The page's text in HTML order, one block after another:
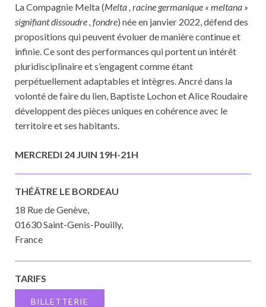
La Compagnie Melta (Melta , racine germanique « meltana »
signifiant dissoudre , fondre) née en janvier 2022, défend des
propositions qui peuvent évoluer de manière continue et
infinie. Ce sont des performances qui portent un intérêt
pluridisciplinaire et s’engagent comme étant
perpétuellement adaptables et intègres. Ancré dans la
volonté de faire du lien, Baptiste Lochon et Alice Roudaire
développent des pièces uniques en cohérence avec le
territoire et ses habitants.
MERCREDI 24 JUIN 19H-21H
THÉÂTRE LE BORDEAU
18 Rue de Genève,
01630 Saint-Genis-Pouilly,
France
TARIFS
BILLETTERIE